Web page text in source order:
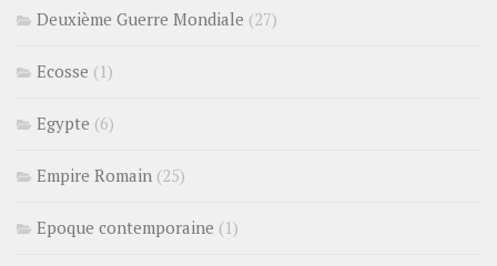
Deuxième Guerre Mondiale (27)
Ecosse (1)
Egypte (6)
Empire Romain (25)
Epoque contemporaine (1)